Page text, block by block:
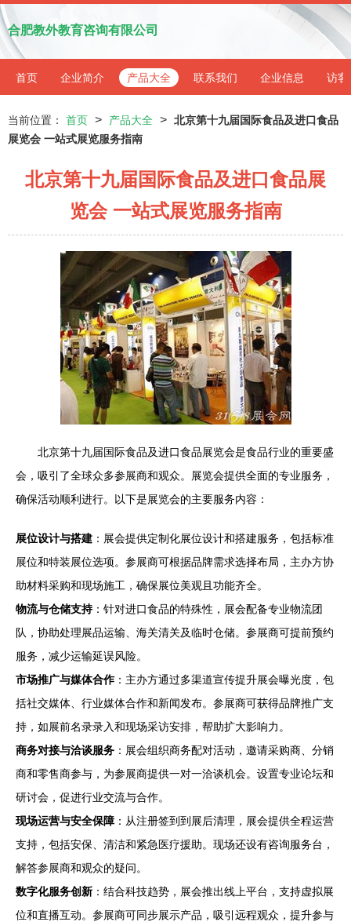
合肥教外教育咨询有限公司
首页 企业简介 产品大全 联系我们 企业信息 访客
当前位置： 首页 > 产品大全 > 北京第十九届国际食品及进口食品
展览会 一站式展览服务指南
北京第十九届国际食品及进口食品展
览会 一站式展览服务指南
北京第十九届国际食品及进口食品展览会是食品行业的重要盛
会，吸引了全球众多参展商和观众。展览会提供全面的专业服务，
确保活动顺利进行。以下是展览会的主要服务内容：
展位设计与搭建 ：展会提供定制化展位设计和搭建服务，包括标准
展位和特装展位选项。参展商可根据品牌需求选择布局，主办方协
助材料采购和现场施工，确保展位美观且功能齐全。
物流与仓储支持：针对进口食品的特殊性，展会配备专业物流团
队，协助处理展品运输、海关清关及临时仓储。参展商可提前预约
服务，减少运输延误风险。
市场推广与媒体合作：主办方通过多渠道宣传提升展会曝光度，包
括社交媒体、行业媒体合作和新闻发布。参展商可获得品牌推广支
持，如展前名录录入和现场采访安排，帮助扩大影响力。
商务对接与洽谈服务 ：展会组织商务配对活动，邀请采购商、分销
商和零售商参与，为参展商提供一对一洽谈机会。设置专业论坛和
研讨会，促进行业交流与合作。
现场运营与安全保障 ：从注册签到到展后清理，展会提供全程运营
支持，包括安保、清洁和紧急医疗援助。现场还设有咨询服务台，
解答参展商和观众的疑问。
数字化服务创新 ：结合科技趋势，展会推出线上平台，支持虚拟展
位和直播互动。参展商可同步展示产品，吸引远程观众，提升参与